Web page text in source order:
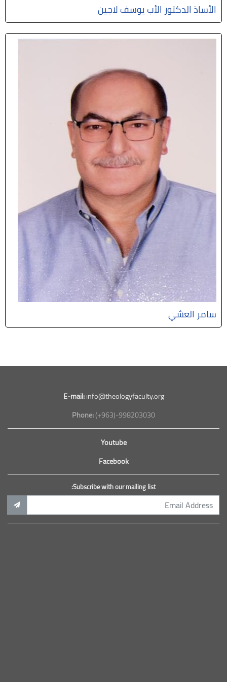
الأساذ الدكتور الأب يوسف لاجين
سامر العشي
E-mail:info@theologyfaculty.org
Phone:(+963)-998203030
Youtube
Facebook
Subscribe with our mailing list: